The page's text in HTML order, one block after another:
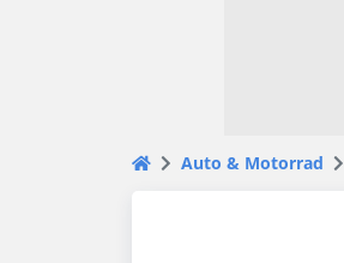
Auto & Motorrad